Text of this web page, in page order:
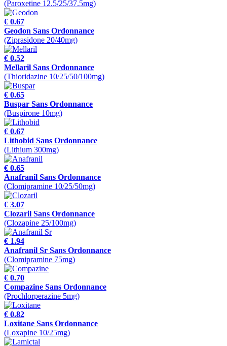
(Paroxetine 12.5/25/37.5mg)
€ 0.67
Geodon Sans Ordonnance
(Ziprasidone 20/40mg)
€ 0.52
Mellaril Sans Ordonnance
(Thioridazine 10/25/50/100mg)
€ 0.65
Buspar Sans Ordonnance
(Buspirone 10mg)
€ 0.67
Lithobid Sans Ordonnance
(Lithium 300mg)
€ 0.65
Anafranil Sans Ordonnance
(Clomipramine 10/25/50mg)
€ 3.07
Clozaril Sans Ordonnance
(Clozapine 25/100mg)
€ 1.94
Anafranil Sr Sans Ordonnance
(Clomipramine 75mg)
€ 0.70
Compazine Sans Ordonnance
(Prochlorperazine 5mg)
€ 0.82
Loxitane Sans Ordonnance
(Loxapine 10/25mg)